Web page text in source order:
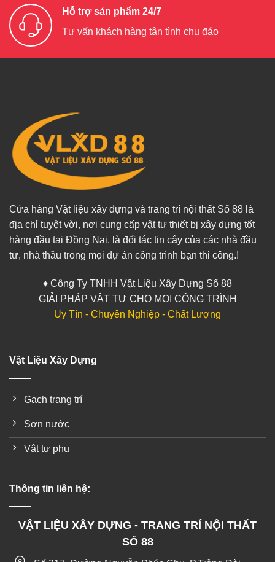
Hỗ trợ sản phẩm 24/7
Tư vấn khách hàng tận tình chu đáo
Cửa hàng Vật liệu xây dựng và trang trí nội thất Số 88 là
địa chỉ tuyệt vời, nơi cung cấp vật tư thiết bị xây dựng tốt
hàng đầu tại Đồng Nai, là đối tác tin cậy của các nhà đầu
tư, nhà thầu trong mọi dự án công trình bạn thi công.!
♦ Công Ty TNHH Vật Liệu Xây Dựng Số 88
GIẢI PHÁP VẬT TƯ CHO MỌI CÔNG TRÌNH
Uy Tín - Chuyên Nghiệp - Chất Lượng
Vật Liệu Xây Dựng
Gạch trang trí
Sơn nước
Vật tư phụ
Thông tin liên hệ:
VẬT LIỆU XÂY DỰNG - TRANG TRÍ NỘI THẤT
SỐ 88